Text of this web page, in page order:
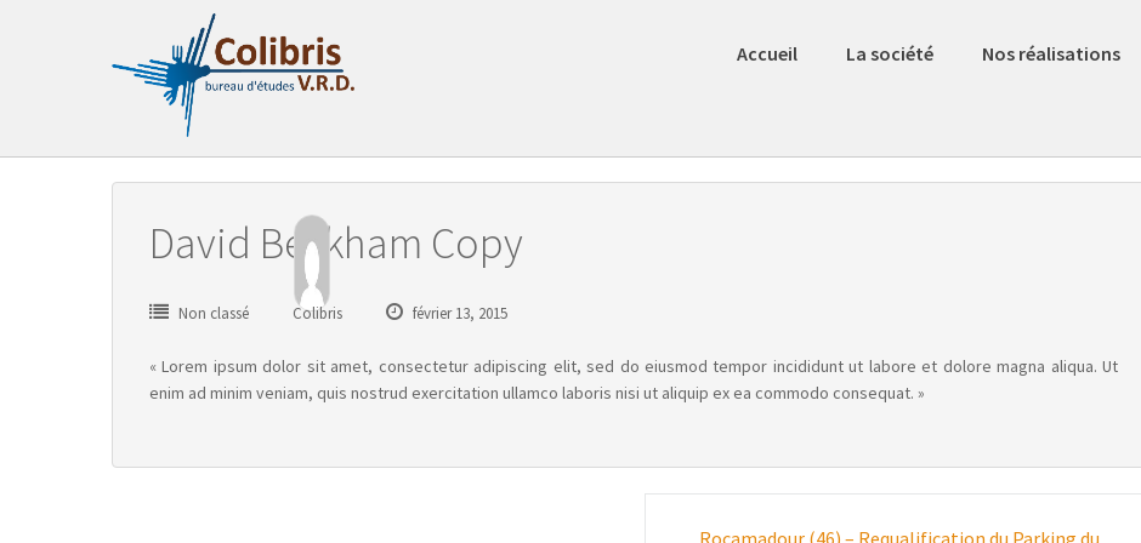
Accueil La société Nos réalisations
David Beckham Copy
Non classé Colibris février 13, 2015
« Lorem ipsum dolor sit amet, consectetur adipiscing elit, sed do eiusmod tempor incididunt ut labore et dolore magna aliqua. Ut
enim ad minim veniam, quis nostrud exercitation ullamco laboris nisi ut aliquip ex ea commodo consequat. »
Rocamadour (46) – Requalification du Parking du